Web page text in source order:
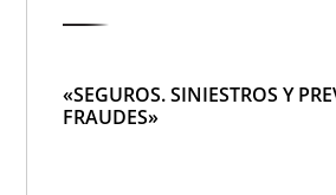
«SEGUROS. SINIESTROS Y
FRAUDES»